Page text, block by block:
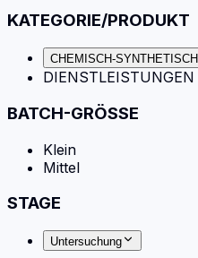
KATEGORIE/PRODUKT
CHEMISCH-SYNTHETISCH
DIENSTLEISTUNGEN
BATCH-GRÖSSE
Klein
Mittel
STAGE
Untersuchung